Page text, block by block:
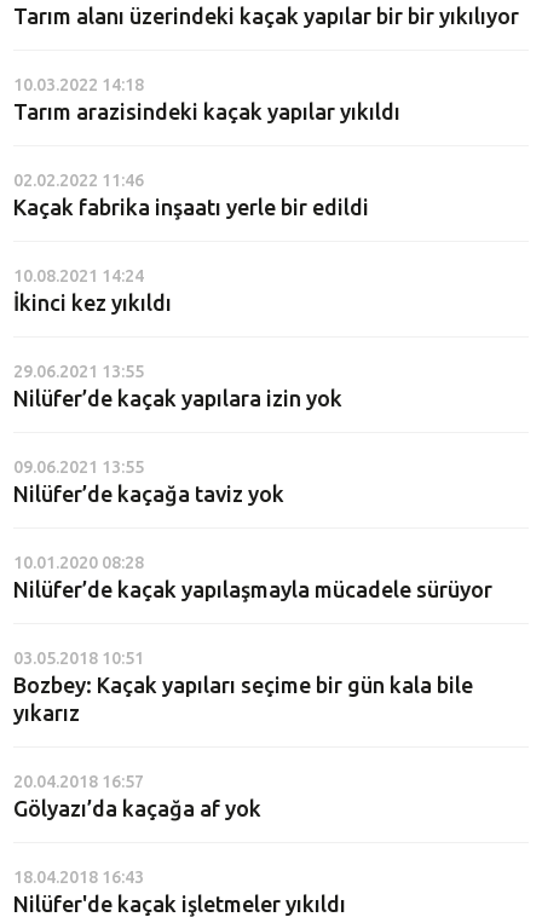
Tarım alanı üzerindeki kaçak yapılar bir bir yıkılıyor
10.03.2022 14:18
Tarım arazisindeki kaçak yapılar yıkıldı
02.02.2022 11:46
Kaçak fabrika inşaatı yerle bir edildi
10.08.2021 14:24
İkinci kez yıkıldı
29.06.2021 13:55
Nilüfer’de kaçak yapılara izin yok
09.06.2021 13:55
Nilüfer’de kaçağa taviz yok
10.01.2020 08:28
Nilüfer’de kaçak yapılaşmayla mücadele sürüyor
03.05.2018 10:51
Bozbey: Kaçak yapıları seçime bir gün kala bile
yıkarız
20.04.2018 16:57
Gölyazı’da kaçağa af yok
18.04.2018 16:43
Nilüfer'de kaçak işletmeler yıkıldı